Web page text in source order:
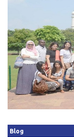
Blog